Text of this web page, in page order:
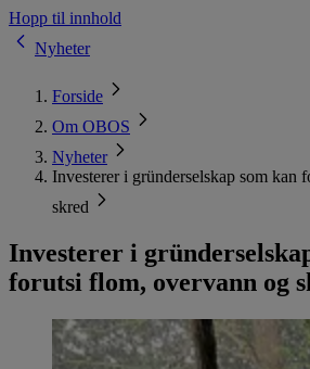
Hopp til innhold
Nyheter
Forside
Om OBOS
Nyheter
Investerer i gründerselskap som kan
skred
Investerer i
forutsi flom, overvann og